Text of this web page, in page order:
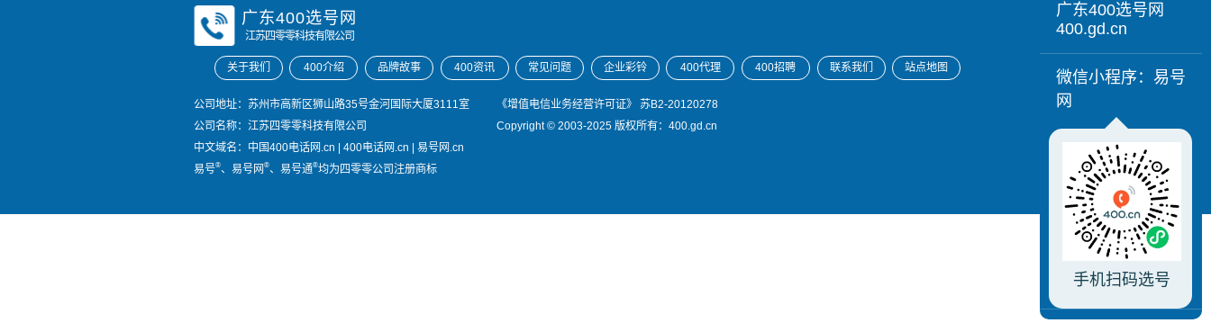
广东400选号网
江苏四零零科技有限公司
关于我们 400介绍 品牌故事 400资讯 常见问题 企业彩铃 400代理 400招聘 联系我们 站点地图
公司地址：苏州市高新区狮山路35号金河国际大厦3111室
公司名称：江苏四零零科技有限公司
中文域名： 中国400电话网.cn |400电话网.cn |易号网.cn
易号®、易号网®、易号通®均为四零零公司注册商标
《增值电信业务经营许可证》
苏B2-20120278
Copyright © 2003-2025 版权所有：400.gd.cn
广东400选号网
400.gd.cn
微信小程序：易号
网
手机扫码选号